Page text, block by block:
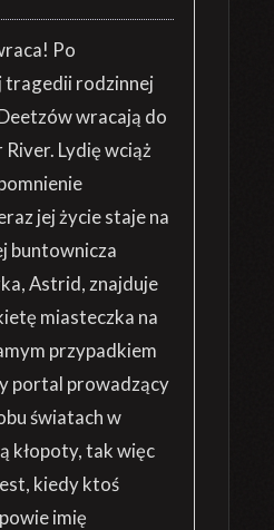
Po
tragedii rodzinnej
wracają do
Lydię wciąż
jej życie staje na
buntownicza
Astrid, znajduje
miasteczka na
przypadkiem
portal prowadzący
światach w
kłopoty, tak więc
kiedy ktoś
imię